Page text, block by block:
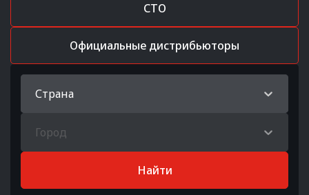
СТО
Официальные дистрибьюторы
Страна
Город
Найти